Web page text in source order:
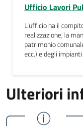
Ufficio Lavori
L'ufficio ha il
realizzazione, la
patrimonio
ecc.) e degli
Ulteriori